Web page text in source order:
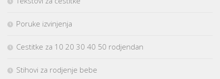
Poruke izvinjenja
Cestitke za 10 20 30 40 50 rodjendan
Stihovi za rodjenje bebe